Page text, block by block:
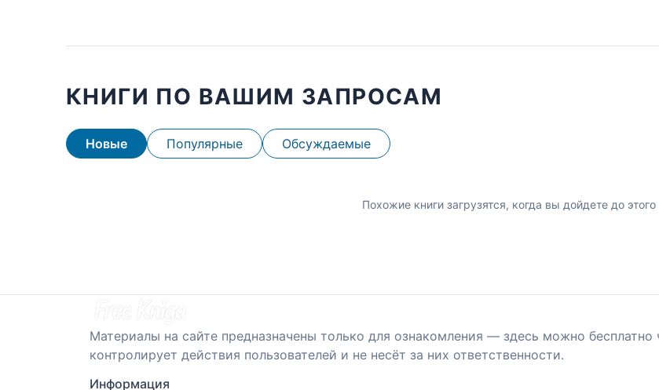
КНИГИ ПО ВАШИМ ЗАПРОСАМ
Новые Популярные Обсуждаемые
Похожие книги загрузятся, когда вы дойдете до этого
Материалы на сайте предназначены только для ознакомления — здесь можно
контролирует действия пользователей и не несёт за них ответственности.
Информация